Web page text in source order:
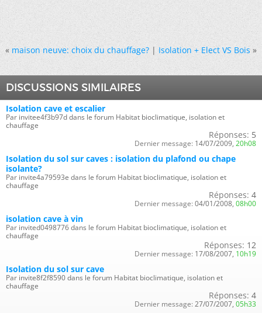
« maison neuve: choix du chauffage?|Isolation + Elect VS Bois »
DISCUSSIONS SIMILAIRES
Isolation cave et escalier
Par invitee4f3b97d dans le forum Habitat bioclimatique, isolation et
chauffage
Réponses: 5
Dernier message: 14/07/2009, 20h08
Isolation du sol sur caves : isolation du plafond ou chape
isolante?
Par invite4a79593e dans le forum Habitat bioclimatique, isolation et
chauffage
Réponses: 4
Dernier message: 04/01/2008, 08h00
isolation cave à vin
Par invited0498776 dans le forum Habitat bioclimatique, isolation et
chauffage
Réponses: 12
Dernier message: 17/08/2007, 10h19
Isolation du sol sur cave
Par invite8f2f8590 dans le forum Habitat bioclimatique, isolation et
chauffage
Réponses: 4
Dernier message: 27/07/2007, 05h33